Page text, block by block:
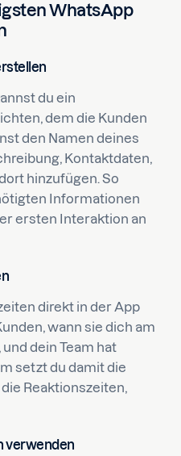
WhatsApp
du ein
dem die Kunden
den Namen deines
Kontaktdaten,
hinzufügen. So
Informationen
ersten Interaktion an
direkt in der App
wann sie dich am
dein Team hat
setzt du damit die
Reaktionszeiten,
verwenden